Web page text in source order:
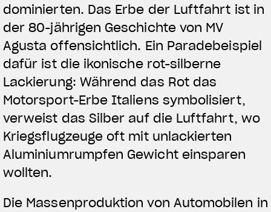
dominierten. Das Erbe der Luftfahrt ist in
der 80-jährigen Geschichte von MV
Agusta offensichtlich. Ein Paradebeispiel
dafür ist die ikonische rot-silberne
Lackierung: Während das Rot das
Motorsport-Erbe Italiens symbolisiert,
verweist das Silber auf die Luftfahrt, wo
Kriegsflugzeuge oft mit unlackierten
Aluminiumrumpfen Gewicht einsparen
wollten.
Die Massenproduktion von Automobilen in